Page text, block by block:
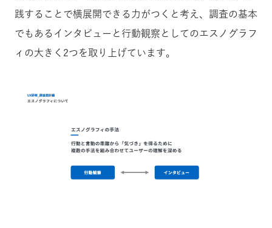
践することで横展開できる力がつくと考え、調査の基本
でもあるインタビューと行動観察としてのエスノグラフ
ィの大きく2つを取り上げています。